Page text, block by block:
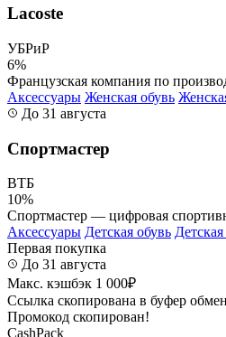
Lacoste
УБРиР
6%
Французская компания по
Аксессуары Женская обувь
До 31 августа
Спортмастер
ВТБ
10%
Спортмастер — цифровая
Аксессуары Детская обувь
Первая покупка
До 31 августа
Макс. кэшбэк 1 000₽
Ссылка скопирована в буфер
Промокод скопирован!
CashPack